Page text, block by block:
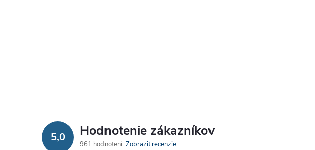
5,0 Hodnotenie zákazníkov
961 hodnotení Zobraziť recenzie